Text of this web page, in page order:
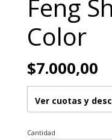
Feng
Color
$7.000,00
Ver cuotas y
Cantidad